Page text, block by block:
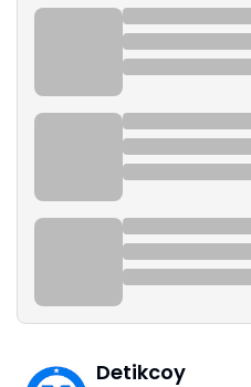
Detikcoy